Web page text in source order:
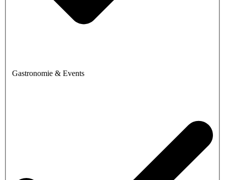
Gastronomie & Events